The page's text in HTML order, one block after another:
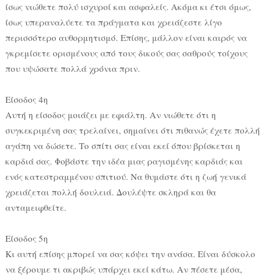
ίσως νιώθετε πολύ ισχυροί και ασφαλείς. Ακόμα κι έτσι όμως,
ίσως υπεραναλύετε τα πράγματα και χρειάζεστε λίγο
περισσότερο αυθορμητισμό. Επίσης, μάλλον είναι καιρός να
γκρεμίσετε ορισμένους από τους δικούς σας σαθρούς τοίχους
που υψώσατε πολλά χρόνια πριν.
Είσοδος 4η
Αυτή η είσοδος μοιάζει με εφιάλτη. Αν νιώθετε ότι η
συγκεκριμένη σας τρελαίνει, σημαίνει ότι πιθανώς έχετε πολλή
αγάπη να δώσετε. Το σπίτι σας είναι εκεί όπου βρίσκεται η
καρδιά σας. Φοβάστε την ιδέα μιας ραγισμένης καρδιάς και
ενός κατεστραμμένου σπιτιού. Να θυμάστε ότι η ζωή γενικά
χρειάζεται πολλή δουλειά. Δουλέψτε σκληρά και θα
ανταμειφθείτε.
Είσοδος 5η
Κι αυτή επίσης μπορεί να σας κόψει την ανάσα. Είναι δύσκολο
να ξέρουμε τι ακριβώς υπάρχει εκεί κάτω. Αν πέσετε μέσα,